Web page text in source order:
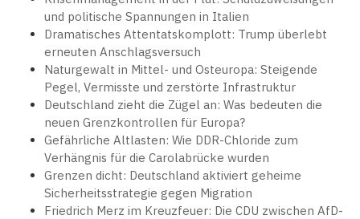
und politische Spannungen in Italien
Dramatisches Attentatskomplott: Trump überlebt
erneuten Anschlagsversuch
Naturgewalt in Mittel- und Osteuropa: Steigende
Pegel, Vermisste und zerstörte Infrastruktur
Deutschland zieht die Zügel an: Was bedeuten die
neuen Grenzkontrollen für Europa?
Gefährliche Altlasten: Wie DDR-Chloride zum
Verhängnis für die Carolabrücke wurden
Grenzen dicht: Deutschland aktiviert geheime
Sicherheitsstrategie gegen Migration
Friedrich Merz im Kreuzfeuer: Die CDU zwischen AfD-